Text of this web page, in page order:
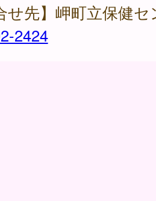
せ先】岬町立保健
2424